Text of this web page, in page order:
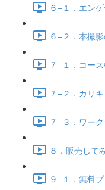
６−１．エン
６−２．本撮
７−１．コー
７−２．カリ
７−３．ワー
８．販売して
９−１．無料